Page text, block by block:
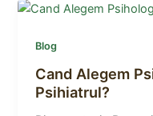
Blog
Cand Alegem
Psihiatrul?